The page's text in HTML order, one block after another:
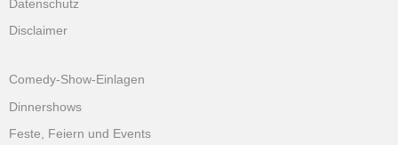
Datenschutz
Disclaimer
Comedy-Show-Einlagen
Dinnershows
Feste, Feiern und Events